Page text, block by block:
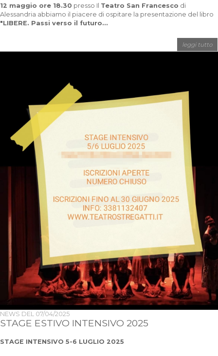
12 maggio ore 18.30 presso Il Teatro San Francesco di
Alessandria abbiamo il piacere di ospitare la presentazione del libro
"LIBERE. Passi verso il futuro...
leggi tutto
NEWS DEL 07/04/2025
STAGE ESTIVO INTENSIVO 2025
STAGE INTENSIVO 5-6 LUGLIO 2025